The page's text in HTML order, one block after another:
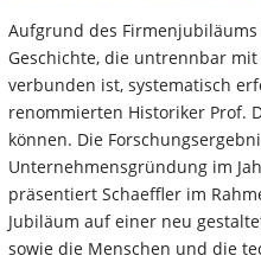
Aufgrund des
Geschichte, die untrennbar
verbunden ist, systematisch
renommierten Historiker Prof.
können. Die
Unternehmensgründung im
präsentiert Schaeffler im
Jubiläum auf einer neu
sowie die Menschen und die